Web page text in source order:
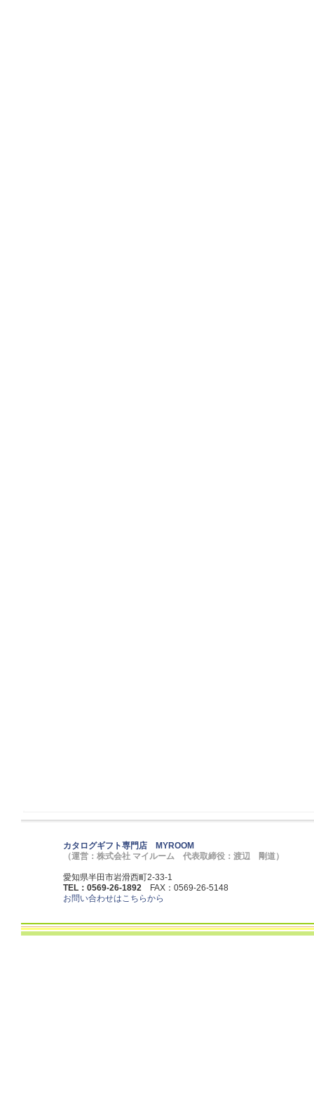
カタログギフト専門店 MYROOM
（運営：株式会社 マイルーム 代表取締役：渡辺 剛道）
愛知県半田市岩滑西町2-33-1
TEL：0569-26-1892 FAX：0569-26-5148
お問い合わせはこちらから